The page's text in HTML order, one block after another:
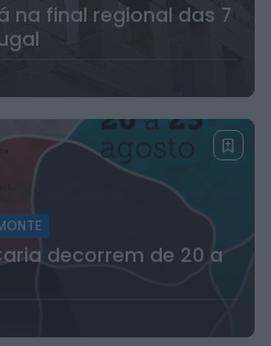
na final regional das 7
decorrem de 20 a